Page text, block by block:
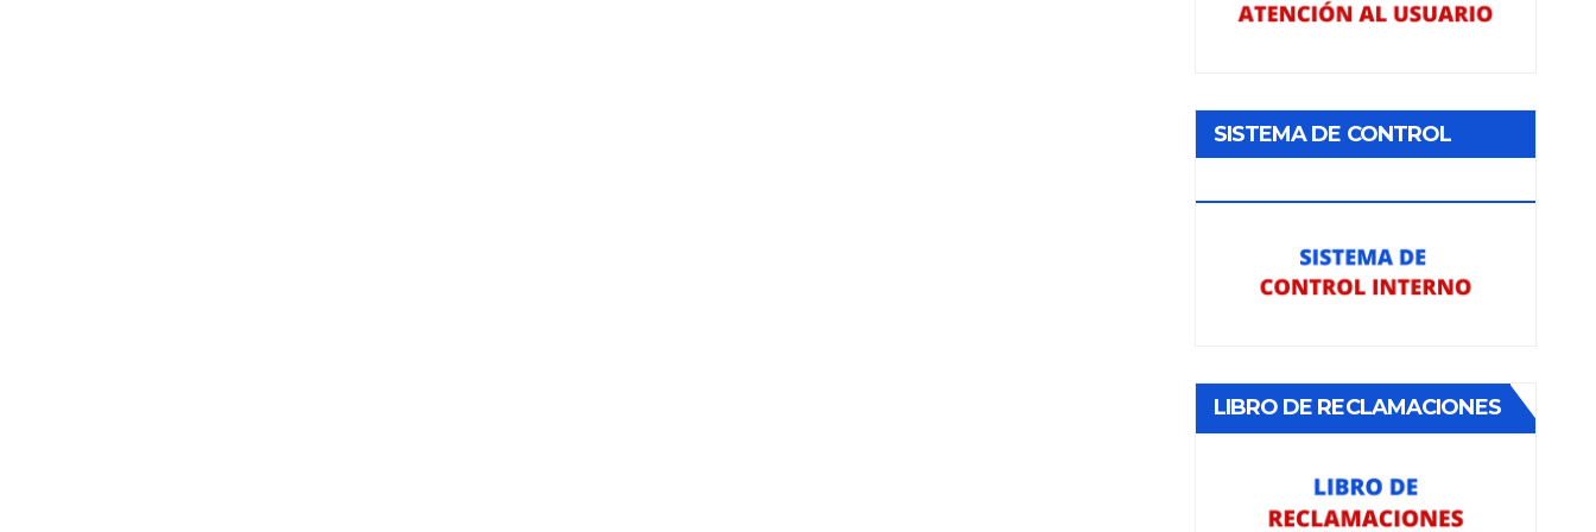
SISTEMA DE CONTROL
LIBRO DE RECLAMACIONES